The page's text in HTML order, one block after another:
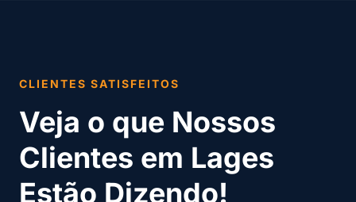
CLIENTES SATISFEITOS
Veja o que Nossos
Clientes em Lages
Estão Dizendo!